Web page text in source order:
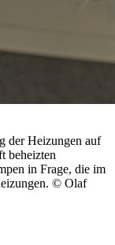
der Heizungen auf
beheizten
in Frage, die im
© Olaf